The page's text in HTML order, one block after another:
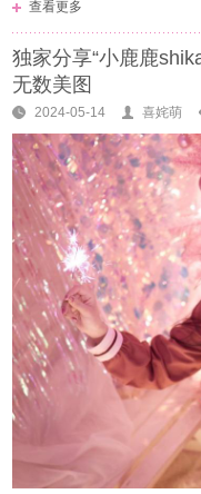
查看更多
独家分享“小鹿鹿
无数美图
2024-05-14 喜姹萌